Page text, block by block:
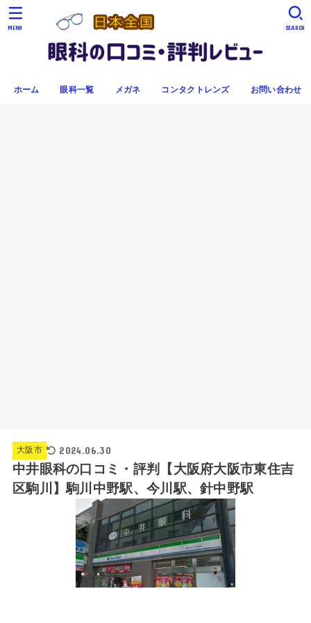
ホーム 眼科一覧 メガネ コンタクトレンズ お問い合わせ
SEARCH
MENU
大阪市 2024.06.30
中井眼科の口コミ・評判【大阪府大阪市東住吉
区駒川】駒川中野駅、今川駅、針中野駅